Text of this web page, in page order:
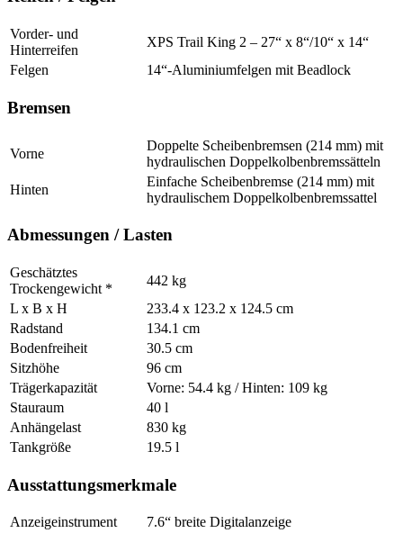
Vorder- und
Hinterreifen
XPS Trail King 2 – 27“ x 8“/10“ x 14“
Felgen
14“-Aluminiumfelgen mit Beadlock
Bremsen
Vorne
Doppelte Scheibenbremsen (214 mm) mit
hydraulischen Doppelkolbenbremssätteln
Hinten
Einfache Scheibenbremse (214 mm) mit
hydraulischem Doppelkolbenbremssattel
Abmessungen / Lasten
Geschätztes
Trockengewicht *
442 kg
L x B x H
233.4 x 123.2 x 124.5 cm
Radstand
134.1 cm
Bodenfreiheit
30.5 cm
Sitzhöhe
96 cm
Trägerkapazität
Vorne: 54.4 kg / Hinten: 109 kg
Stauraum
40 l
Anhängelast
830 kg
Tankgröße
19.5 l
Ausstattungsmerkmale
Anzeigeinstrument
7.6“ breite Digitalanzeige